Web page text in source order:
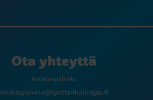
Ota yhteyttä
Asiakaspalvelu
asiakaspalvelu@synttarikuningas.fi